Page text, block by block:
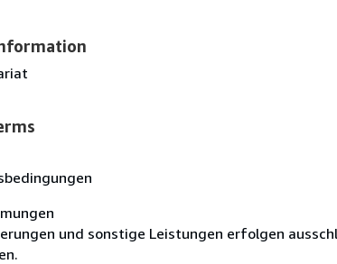
und sonstige Leistungen erfolgen